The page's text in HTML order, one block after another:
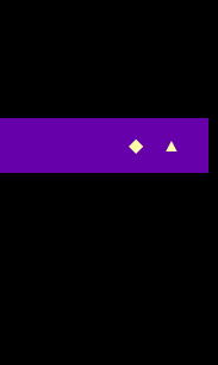
◆ ▲